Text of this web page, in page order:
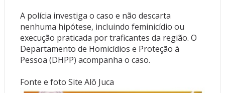
A polícia investiga o caso e não descarta
nenhuma hipótese, incluindo feminicídio ou
execução praticada por traficantes da região. O
Departamento de Homicídios e Proteção à
Pessoa (DHPP) acompanha o caso.
Fonte e foto Site Alô Juca